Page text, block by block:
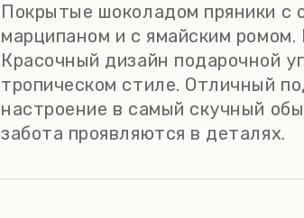
Покрытые шоколадом пряники с
марципаном и с ямайским ромом.
Красочный дизайн подарочной
тропическом стиле. Отличный
настроение в самый скучный
забота проявляются в деталях.